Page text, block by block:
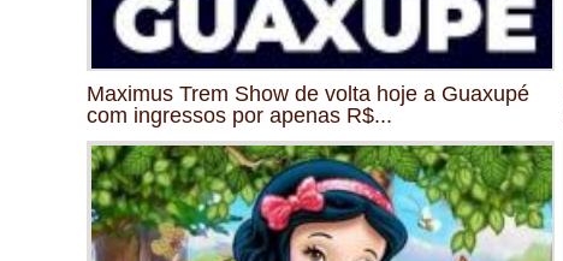
Maximus Trem Show de volta hoje a Guaxupé
com ingressos por apenas R$...